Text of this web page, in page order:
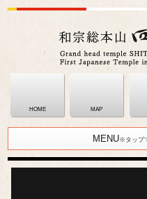
HOME MAP
MENU※タップ